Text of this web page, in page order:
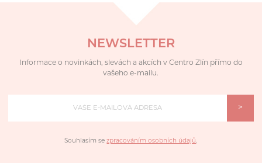
NEWSLETTER
Informace o novinkách, slevách a akcích v Centro Zlín přímo do
vašeho e-mailu.
>
Souhlasím sezpracováním osobních údajů.